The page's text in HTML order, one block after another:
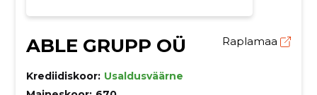
ABLE GRUPP OÜ Raplamaa
Krediidiskoor: Usaldusväärne